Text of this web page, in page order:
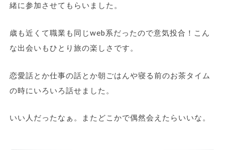
緒に参加させてもらいました。
歳も近くて職業も同じweb系だったので意気投合！こん
な出会いもひとり旅の楽しさです。
恋愛話とか仕事の話とか朝ごはんや寝る前のお茶タイム
の時にいろいろ話せました。
いい人だったなぁ。またどこかで偶然会えたらいいな。